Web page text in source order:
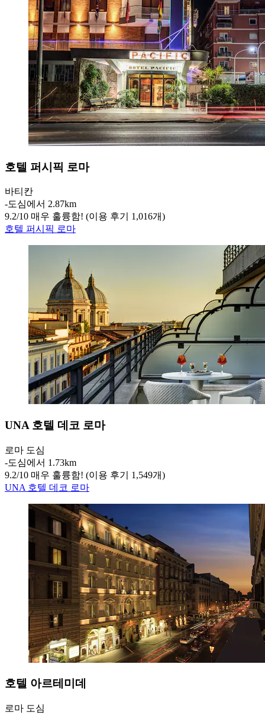
호텔 퍼시픽 로마
바티칸
‐도심에서 2.87km
9.2/10 매우 훌륭함! (이용 후기 1,016개)
호텔 퍼시픽 로마
UNA 호텔 데코 로마
로마 도심
‐도심에서 1.73km
9.2/10 매우 훌륭함! (이용 후기 1,549개)
UNA 호텔 데코 로마
호텔 아르테미데
로마 도심